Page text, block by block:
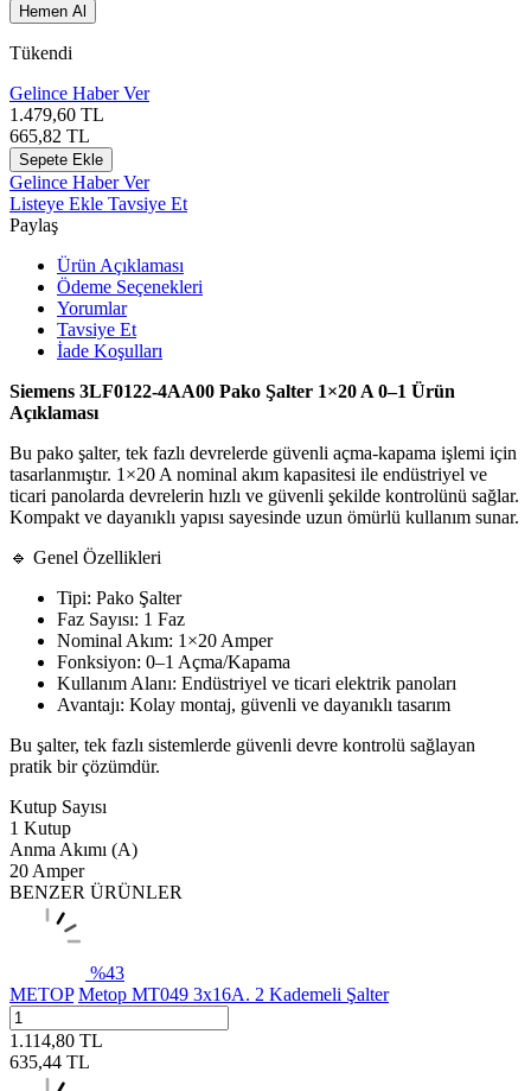
Hemen Al
Tükendi
Gelince Haber Ver
1.479,60 TL
665,82 TL
Sepete Ekle
Gelince Haber Ver
Listeye Ekle Tavsiye Et
Paylaş
Ürün Açıklaması
Ödeme Seçenekleri
Yorumlar
Tavsiye Et
İade Koşulları
Siemens 3LF0122-4AA00 Pako Şalter 1×20 A 0–1 Ürün
Açıklaması
Bu pako şalter, tek fazlı devrelerde güvenli açma-kapama işlemi için
tasarlanmıştır. 1×20 A nominal akım kapasitesi ile endüstriyel ve
ticari panolarda devrelerin hızlı ve güvenli şekilde kontrolünü sağlar.
Kompakt ve dayanıklı yapısı sayesinde uzun ömürlü kullanım sunar.
🔹 Genel Özellikleri
Tipi: Pako Şalter
Faz Sayısı: 1 Faz
Nominal Akım: 1×20 Amper
Fonksiyon: 0–1 Açma/Kapama
Kullanım Alanı: Endüstriyel ve ticari elektrik panoları
Avantajı: Kolay montaj, güvenli ve dayanıklı tasarım
Bu şalter, tek fazlı sistemlerde güvenli devre kontrolü sağlayan
pratik bir çözümdür.
Kutup Sayısı
1 Kutup
Anma Akımı (A)
20 Amper
BENZER ÜRÜNLER
%43
METOP Metop MT049 3x16A. 2 Kademeli Şalter
1.114,80 TL
635,44 TL